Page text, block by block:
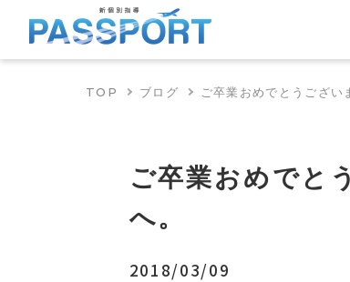
TOP ブログ ご卒業おめでとうござい
ご卒業おめでと
へ。
2018/03/09